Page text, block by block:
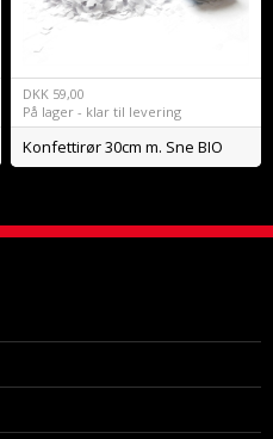
DKK 59,00
På lager - klar til levering
Konfettirør 30cm m. Sne BIO